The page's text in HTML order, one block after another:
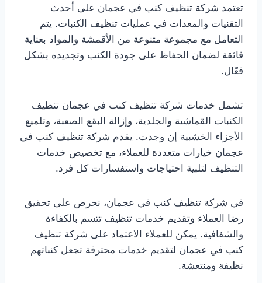
تعتمد شركة تنظيف كنب في عجمان على أحدث
التقنيات والمعدات في عمليات تنظيف الكنبات. يتم
التعامل مع مجموعة متنوعة من الأقمشة والمواد بعناية
فائقة لضمان الحفاظ على جودة الكنب وتجديده بشكل
فعّال.
تشمل خدمات شركة تنظيف كنب في عجمان تنظيف
الكنبات القماشية والجلدية، وإزالة البقع الصعبة، وتلميع
الأجزاء الخشبية إن وجدت. يقدم شركة تنظيف كنب في
عجمان خيارات متعددة للعملاء، مع تخصيص خدمات
التنظيف لتلبية احتياجات واستفسارات كل فرد.
في شركة تنظيف كنب في عجمان، نحرص على تحقيق
رضا العملاء وتقديم خدمات تنظيف تتسم بالكفاءة
والشفافية. يمكن للعملاء الاعتماد على شركة تنظيف
كنب في عجمان لتقديم خدمات محترفة تجعل كنباتهم
نظيفة ومنتعشة.